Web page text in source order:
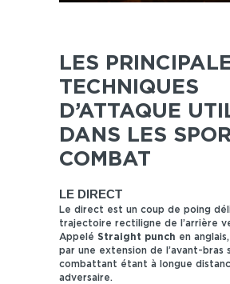
LES
TECHNIQUES
D’ATTAQUE
DANS LES
COMBAT
LE DIRECT
Le direct est un coup de poing
trajectoire rectiligne de l’arrière
Appelé Straight punch en
par une extension de l’avant-bras
combattant étant à longue
adversaire.